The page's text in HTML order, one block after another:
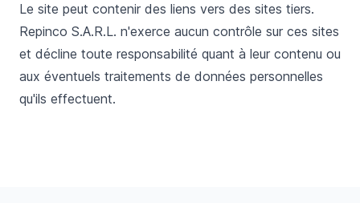
Le site peut contenir des liens vers des sites tiers.
Repinco S.A.R.L. n'exerce aucun contrôle sur ces sites
et décline toute responsabilité quant à leur contenu ou
aux éventuels traitements de données personnelles
qu'ils effectuent.